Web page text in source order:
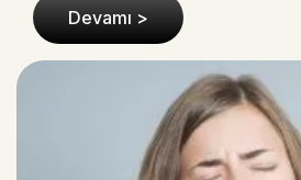
Devamı >